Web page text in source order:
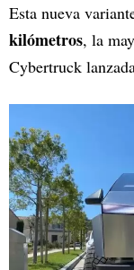
Esta nueva
kilómetros, la
Cybertruck